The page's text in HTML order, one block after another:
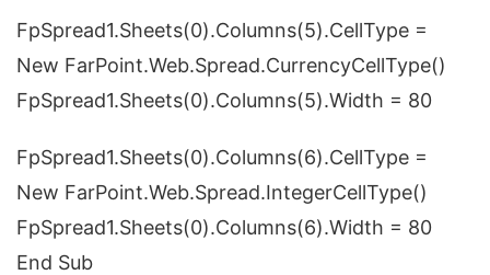
FpSpread1.Sheets(0).Columns(5).CellType =
New FarPoint.Web.Spread.CurrencyCellType()
FpSpread1.Sheets(0).Columns(5).Width = 80
FpSpread1.Sheets(0).Columns(6).CellType =
New FarPoint.Web.Spread.IntegerCellType()
FpSpread1.Sheets(0).Columns(6).Width = 80
End Sub